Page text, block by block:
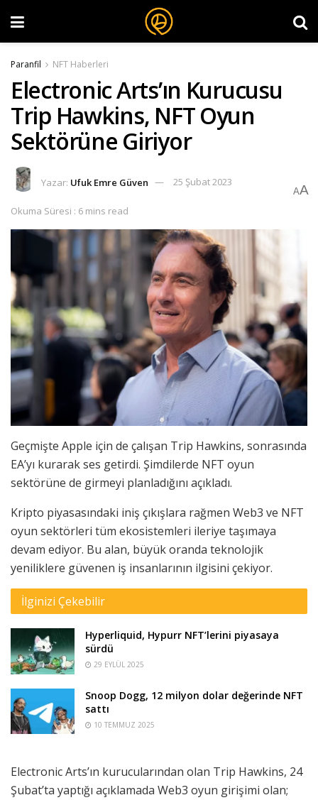
Paranfil NFT Haberleri
Electronic Arts’ın Kurucusu
Trip Hawkins, NFT Oyun
Sektörüne Giriyor
Yazar: Ufuk Emre Güven 25 Şubat 2023
Okuma Süresi : 6 mins read
AA
Geçmişte Apple için de çalışan Trip Hawkins, sonrasında
EA’yı kurarak ses getirdi. Şimdilerde NFT oyun
sektörüne de girmeyi planladığını açıkladı.
Kripto piyasasındaki iniş çıkışlara rağmen Web3 ve NFT
oyun sektörleri tüm ekosistemleri ileriye taşımaya
devam ediyor. Bu alan, büyük oranda teknolojik
yeniliklere güvenen iş insanlarının ilgisini çekiyor.
İlginizi Çekebilir
Hyperliquid, Hypurr NFT’lerini piyasaya
sürdü
29 EYLÜL 2025
Snoop Dogg, 12 milyon dolar değerinde NFT
sattı
10 TEMMUZ 2025
Electronic Arts’ın kurucularından olan Trip Hawkins, 24
Şubat’ta yaptığı açıklamada Web3 oyun girişimi olan;